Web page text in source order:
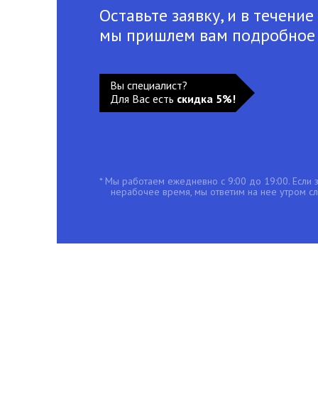
Оставьте заявку, и в
мы пришлем вам
Вы специалист?
Для Вас есть скидка 5%!
* Мы работаем ежедневно с 9:00 до 19:00. Если
нерабочее время, мы ответим на нее утром